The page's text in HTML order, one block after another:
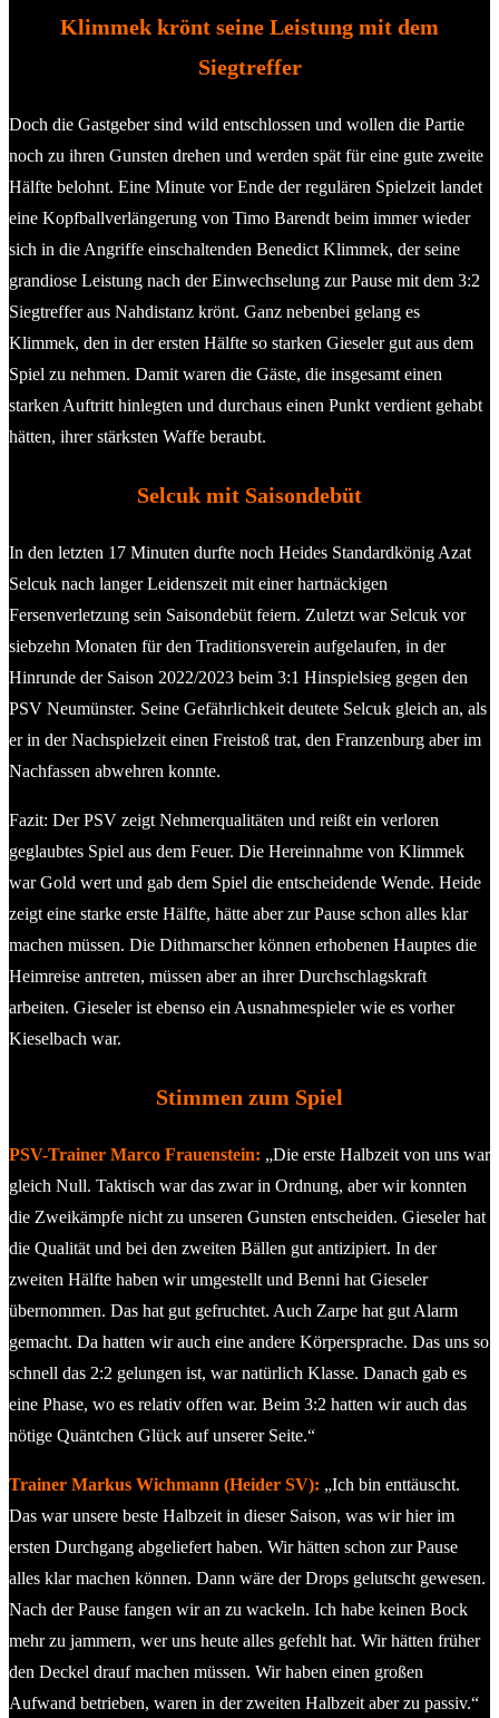
Klimmek krönt seine Leistung mit dem
Siegtreffer
Doch die Gastgeber sind wild entschlossen und wollen die Partie
noch zu ihren Gunsten drehen und werden spät für eine gute zweite
Hälfte belohnt. Eine Minute vor Ende der regulären Spielzeit landet
eine Kopfballverlängerung von Timo Barendt beim immer wieder
sich in die Angriffe einschaltenden Benedict Klimmek, der seine
grandiose Leistung nach der Einwechselung zur Pause mit dem 3:2
Siegtreffer aus Nahdistanz krönt. Ganz nebenbei gelang es
Klimmek, den in der ersten Hälfte so starken Gieseler gut aus dem
Spiel zu nehmen. Damit waren die Gäste, die insgesamt einen
starken Auftritt hinlegten und durchaus einen Punkt verdient gehabt
hätten, ihrer stärksten Waffe beraubt.
Selcuk mit Saisondebüt
In den letzten 17 Minuten durfte noch Heides Standardkönig Azat
Selcuk nach langer Leidenszeit mit einer hartnäckigen
Fersenverletzung sein Saisondebüt feiern. Zuletzt war Selcuk vor
siebzehn Monaten für den Traditionsverein aufgelaufen, in der
Hinrunde der Saison 2022/2023 beim 3:1 Hinspielsieg gegen den
PSV Neumünster. Seine Gefährlichkeit deutete Selcuk gleich an, als
er in der Nachspielzeit einen Freistoß trat, den Franzenburg aber im
Nachfassen abwehren konnte.
Fazit: Der PSV zeigt Nehmerqualitäten und reißt ein verloren
geglaubtes Spiel aus dem Feuer. Die Hereinnahme von Klimmek
war Gold wert und gab dem Spiel die entscheidende Wende. Heide
zeigt eine starke erste Hälfte, hätte aber zur Pause schon alles klar
machen müssen. Die Dithmarscher können erhobenen Hauptes die
Heimreise antreten, müssen aber an ihrer Durchschlagskraft
arbeiten. Gieseler ist ebenso ein Ausnahmespieler wie es vorher
Kieselbach war.
Stimmen zum Spiel
PSV-Trainer Marco Frauenstein: „Die erste Halbzeit von uns war
gleich Null. Taktisch war das zwar in Ordnung, aber wir konnten
die Zweikämpfe nicht zu unseren Gunsten entscheiden. Gieseler hat
die Qualität und bei den zweiten Bällen gut antizipiert. In der
zweiten Hälfte haben wir umgestellt und Benni hat Gieseler
übernommen. Das hat gut gefruchtet. Auch Zarpe hat gut Alarm
gemacht. Da hatten wir auch eine andere Körpersprache. Das uns so
schnell das 2:2 gelungen ist, war natürlich Klasse. Danach gab es
eine Phase, wo es relativ offen war. Beim 3:2 hatten wir auch das
nötige Quäntchen Glück auf unserer Seite.“
Trainer Markus Wichmann (Heider SV): „Ich bin enttäuscht.
Das war unsere beste Halbzeit in dieser Saison, was wir hier im
ersten Durchgang abgeliefert haben. Wir hätten schon zur Pause
alles klar machen können. Dann wäre der Drops gelutscht gewesen.
Nach der Pause fangen wir an zu wackeln. Ich habe keinen Bock
mehr zu jammern, wer uns heute alles gefehlt hat. Wir hätten früher
den Deckel drauf machen müssen. Wir haben einen großen
Aufwand betrieben, waren in der zweiten Halbzeit aber zu passiv.“